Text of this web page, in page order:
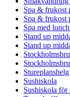
Spa & frukost
Spa & frukost
Spa med
Stand up
Stand up
Stureplanshelg
Sushiskola
Sushiskola för